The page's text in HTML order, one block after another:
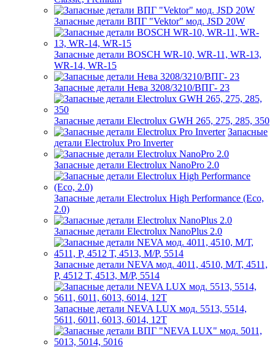
Запасные детали ВПГ "Vektor" мод. JSD 20W
Запасные детали BOSCH WR-10, WR-11, WR-13,
WR-14, WR-15
Запасные детали Нева 3208/3210/ВПГ- 23
Запасные детали Electrolux GWH 265, 275, 285, 350
Запасные
детали Electrolux Pro Inverter
Запасные детали Electrolux NanoPro 2.0
Запасные детали Electrolux High Performance (Eco,
2.0)
Запасные детали Electrolux NanoPlus 2.0
Запасные детали NEVA мод. 4011, 4510, М/Т, 4511,
P, 4512 Т, 4513, М/Р, 5514
Запасные детали NEVA LUX мод. 5513, 5514,
5611, 6011, 6013, 6014, 12Т